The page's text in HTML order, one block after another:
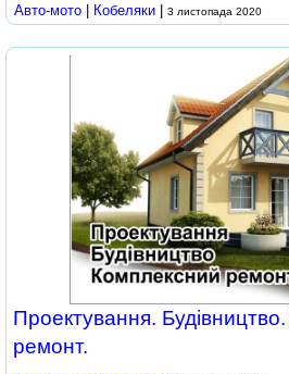
Авто-мото | Кобеляки | 3 листопада 2020
Проектування.
ремонт.